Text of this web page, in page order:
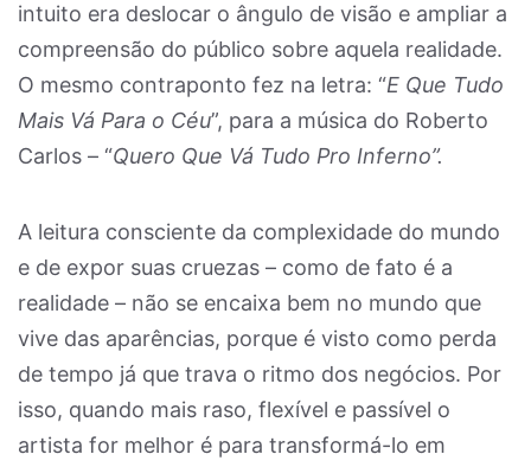
intuito era deslocar o ângulo de visão e ampliar a
compreensão do público sobre aquela realidade.
O mesmo contraponto fez na letra: “E Que Tudo
Mais Vá Para o Céu”, para a música do Roberto
Carlos – “Quero Que Vá Tudo Pro Inferno”.
A leitura consciente da complexidade do mundo
e de expor suas cruezas – como de fato é a
realidade – não se encaixa bem no mundo que
vive das aparências, porque é visto como perda
de tempo já que trava o ritmo dos negócios. Por
isso, quando mais raso, flexível e passível o
artista for melhor é para transformá-lo em